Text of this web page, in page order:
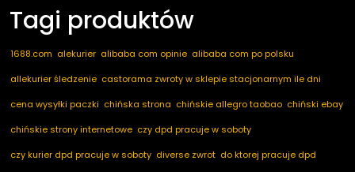
Tagi produktów
1688.com alekurier alibaba com opinie alibaba com po polsku
allekurier śledzenie castorama zwroty w sklepie stacjonarnym ile dni
cena wysyłki paczki chińska strona chińskie allegro taobao chiński ebay
chińskie strony internetowe czy dpd pracuje w soboty
czy kurier dpd pracuje w soboty diverse zwrot do ktorej pracuje dpd